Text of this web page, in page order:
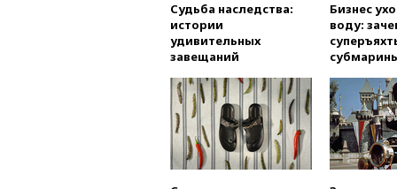
Судьба наследства:
истории
удивительных
завещаний
Бизнес
воду: